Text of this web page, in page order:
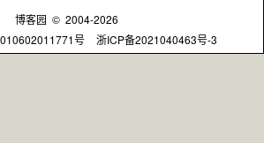
博客园 © 2004-2026
号
浙ICP备2021040463号-3